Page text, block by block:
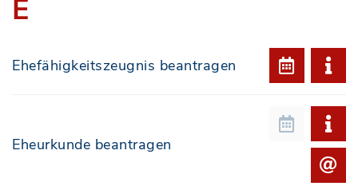
E
Ehefähigkeitszeugnis beantragen
Eheurkunde beantragen